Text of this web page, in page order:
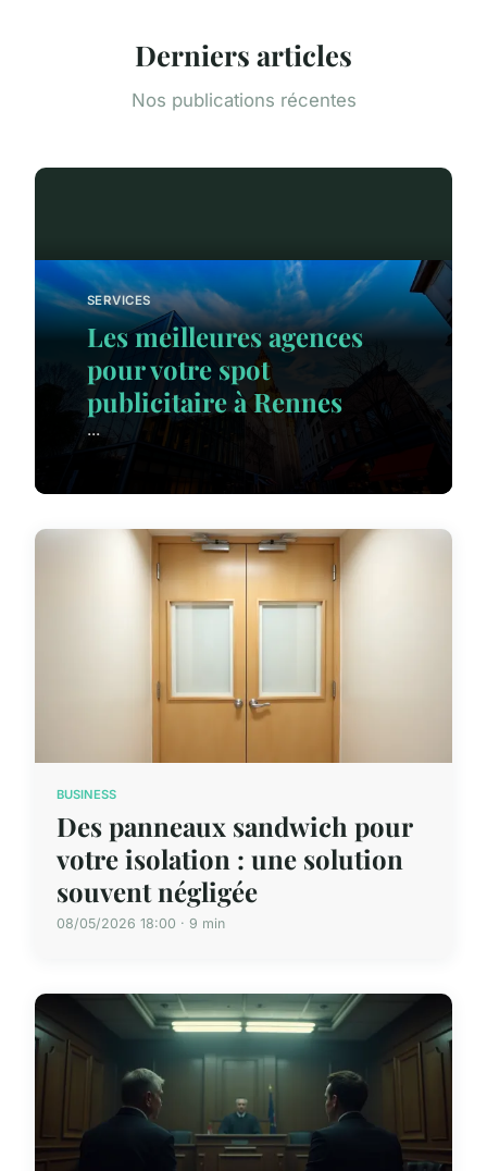
Derniers articles
Nos publications récentes
SERVICES
Les meilleures agences
pour votre spot
publicitaire à Rennes
...
BUSINESS
Des panneaux sandwich pour
votre isolation : une solution
souvent négligée
08/05/2026 18:00 · 9 min